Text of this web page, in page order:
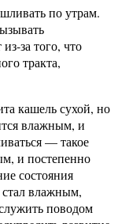
по утрам.
за того, что
тракта,
кашель сухой, но
влажным, и
— такое
и постепенно
состояния
стал влажным,
поводом